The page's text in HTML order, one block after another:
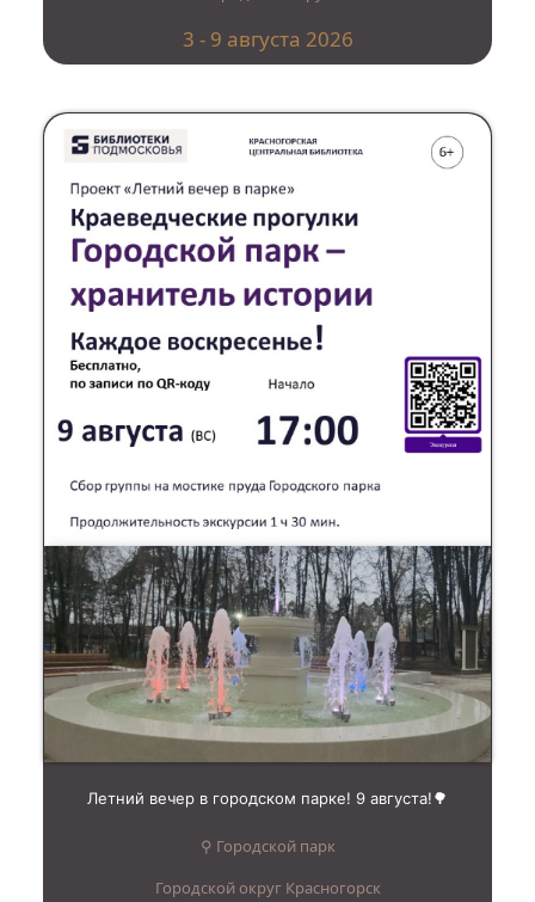
3 - 9 августа 2026
Летний вечер в городском парке! 9 августа!🌳
⚲ Городской парк
Городской округ Красногорск